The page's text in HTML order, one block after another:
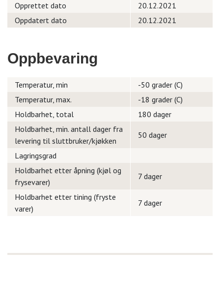
Opprettet dato
20.12.2021
Oppdatert dato
20.12.2021
Oppbevaring
Temperatur, min
-50 grader (C)
Temperatur, max.
-18 grader (C)
Holdbarhet, total
180 dager
Holdbarhet, min. antall dager fra
levering til sluttbruker/kjøkken
50 dager
Lagringsgrad
Holdbarhet etter åpning (kjøl og
frysevarer)
7 dager
Holdbarhet etter tining (fryste
varer)
7 dager